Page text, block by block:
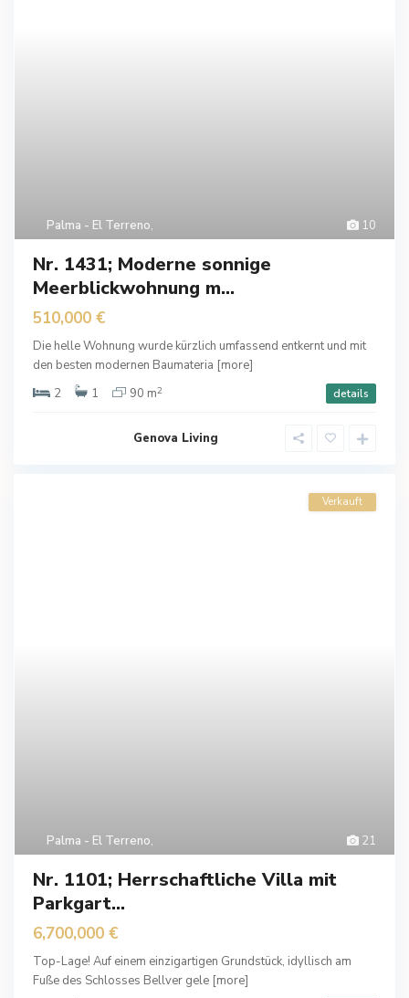
10
Palma - El Terreno,
Nr. 1431; Moderne sonnige
Meerblickwohnung m...
510,000 €
Die helle Wohnung wurde kürzlich umfassend entkernt und mit
den besten modernen Baumateria [more]
2
1 90 m2 details
Genova Living
21
Palma - El Terreno,
Verkauft
Nr. 1101; Herrschaftliche Villa mit
Parkgart...
6,700,000 €
Top-Lage! Auf einem einzigartigen Grundstück, idyllisch am
Fuße des Schlosses Bellver gele [more]